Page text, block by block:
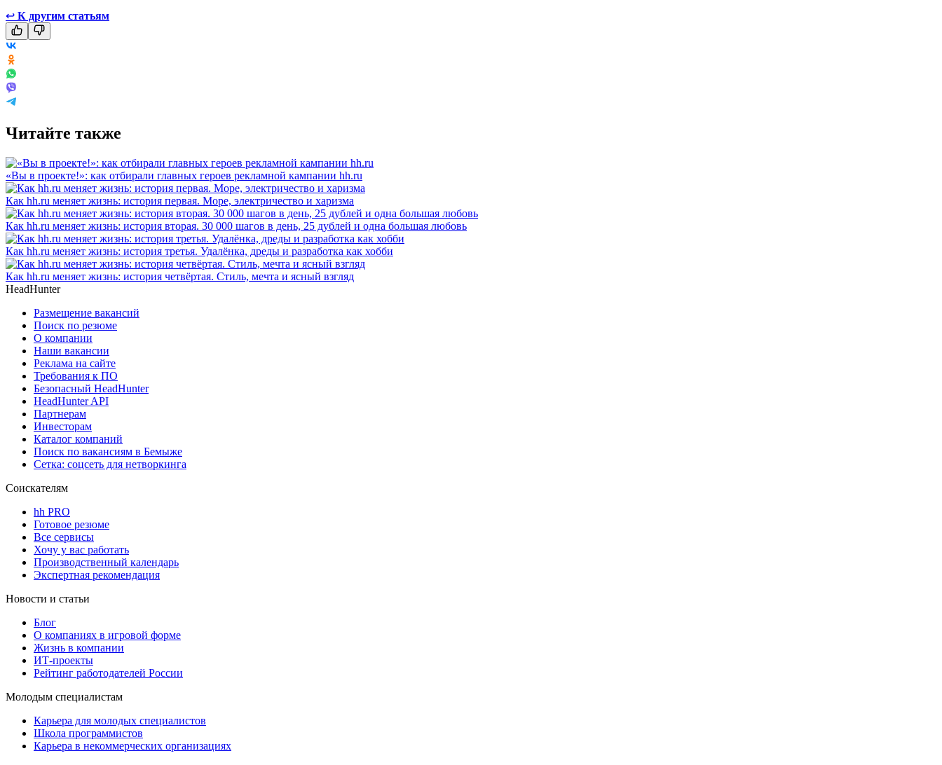
↩ К другим статьям
Читайте также
«Вы в проекте!»: как отбирали главных героев рекламной кампании hh.ru
Как hh.ru меняет жизнь: история первая. Море, электричество и харизма
Как hh.ru меняет жизнь: история вторая. 30 000 шагов в день, 25 дублей и одна большая любовь
Как hh.ru меняет жизнь: история третья. Удалёнка, дреды и разработка как хобби
Как hh.ru меняет жизнь: история четвёртая. Стиль, мечта и ясный взгляд
HeadHunter
Размещение вакансий
Поиск по резюме
О компании
Наши вакансии
Реклама на сайте
Требования к ПО
Безопасный HeadHunter
HeadHunter API
Партнерам
Инвесторам
Каталог компаний
Поиск по вакансиям в Бемыже
Сетка: соцсеть для нетворкинга
Соискателям
hh PRO
Готовое резюме
Все сервисы
Хочу у вас работать
Производственный календарь
Экспертная рекомендация
Новости и статьи
Блог
О компаниях в игровой форме
Жизнь в компании
ИТ-проекты
Рейтинг работодателей России
Молодым специалистам
Карьера для молодых специалистов
Школа программистов
Карьера в некоммерческих организациях